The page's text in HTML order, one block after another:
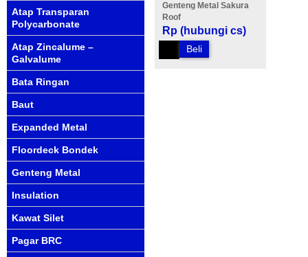
Genteng Metal Sakura
Roof
Rp (hubungi cs)
Beli
Atap Transparan
Polycarbonate
Atap Zincalume –
Galvalume
Bata Ringan
Baut
Expanded Metal
Floordeck Bondek
Genteng Metal
Insulation
Kawat Silet
Pagar BRC